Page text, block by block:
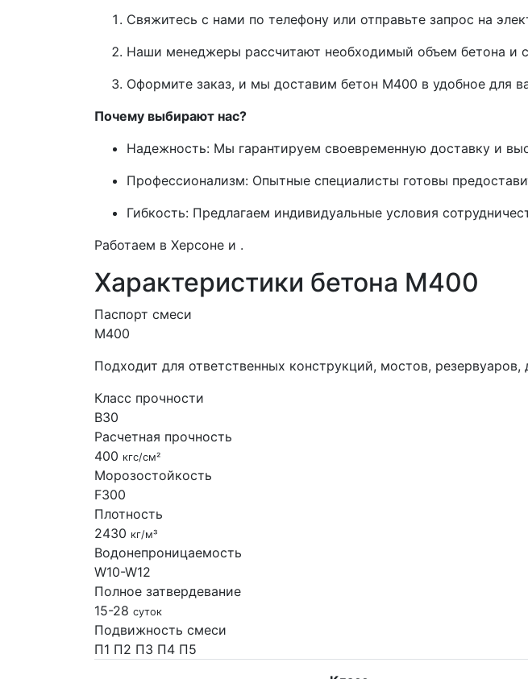
Свяжитесь с нами по телефону или отправьте запрос на
Наши менеджеры рассчитают необходимый объем бетона и
Оформите заказ, и мы доставим бетон М400 в удобное для
Почему выбирают нас?
Надежность: Мы гарантируем своевременную доставку и
Профессионализм: Опытные специалисты готовы
Гибкость: Предлагаем индивидуальные условия
Работаем в Херсоне и .
Характеристики бетона М400
Паспорт смеси
М400
Подходит для ответственных конструкций, мостов,
Класс прочности
B30
Расчетная прочность
400 кгс/см²
Морозостойкость
F300
Плотность
2430 кг/м³
Водонепроницаемость
W10-W12
Полное затвердевание
15-28 суток
Подвижность смеси
П1 П2 П3 П4 П5